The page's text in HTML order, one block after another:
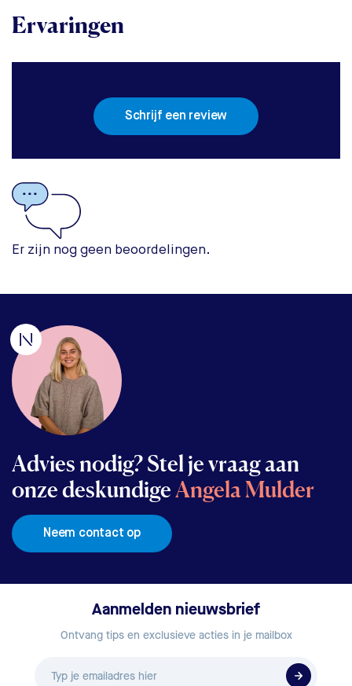
Ervaringen
Schrijf een review
Er zijn nog geen beoordelingen.
Advies nodig? Stel je vraag aan
onze deskundige Angela Mulder
Neem contact op
Aanmelden nieuwsbrief
Ontvang tips en exclusieve acties in je mailbox